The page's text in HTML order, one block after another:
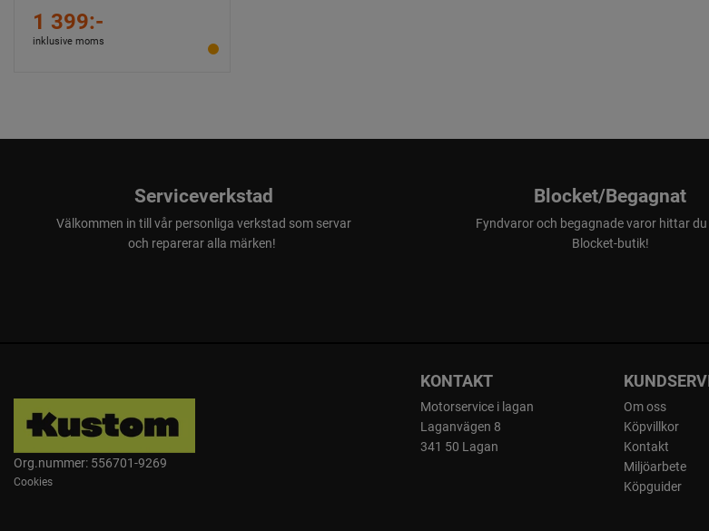
1 399:-
inklusive moms
Serviceverkstad
Välkommen in till vår personliga verkstad som servar
och reparerar alla märken!
Blocket/Begagnat
Fyndvaror och begagnade varor hittar
Blocket-butik!
Org.nummer: 556701-9269
Cookies
KONTAKT
Motorservice i lagan
Laganvägen 8
341 50 Lagan
Om oss
Köpvillkor
Kontakt
Miljöarbete
Köpguider